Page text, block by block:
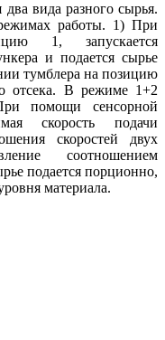
два вида разного сырья.
работы. 1) При
1, запускается
и подается сырье
тумблера на позицию
отсека. В режиме 1+2
помощи сенсорной
скорость подачи
скоростей двух
соотношением
подается порционно,
материала.